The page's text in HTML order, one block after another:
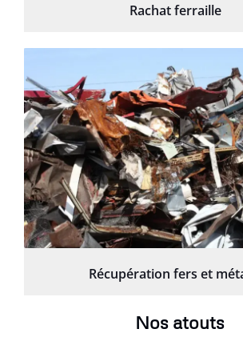
Rachat ferraille
Récupération fers et
Nos atouts